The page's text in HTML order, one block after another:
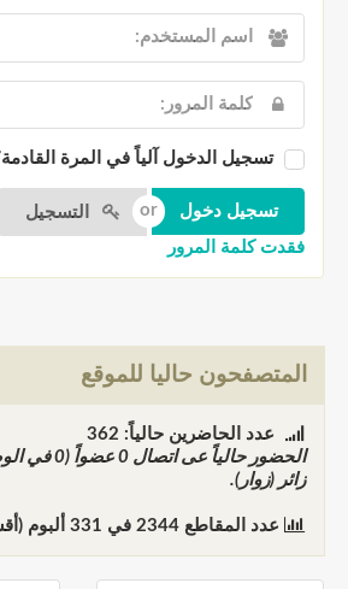
تسجيل الدخول آلياً في المرة
التسجيل
فقدت كلمة المرور
المتصفحون حاليا للموقع
عدد الحاضرين حالياً: 362
الحضور حالياً عى اتصال 0 عضواً (0 في الوضع الخفي) و
زائر (زوار).
عدد المقاطع2344 في 331 ألبوم